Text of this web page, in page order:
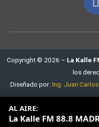
Copyright © 2026 – La Kalle
los
Diseñado por: Ing. Juan